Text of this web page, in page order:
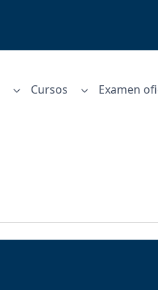
Cursos Examen